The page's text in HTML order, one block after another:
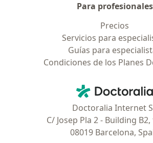
Para profesionales
Precios
Servicios para
Guías para
Condiciones de los Planes
Doctoralia -
Doctoralia Internet
C/ Josep Pla 2 - Building
08019 Barcelona,